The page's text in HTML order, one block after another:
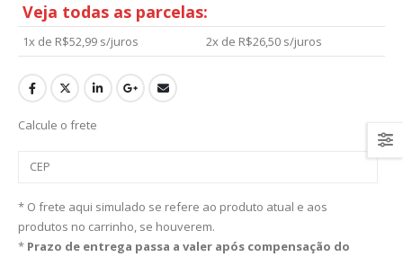
Veja todas as parcelas:
1x de R$52,99 s/juros 2x de R$26,50 s/juros
Calcule o frete
* O frete aqui simulado se refere ao produto atual e aos
produtos no carrinho, se houverem.
* Prazo de entrega passa a valer após compensação do